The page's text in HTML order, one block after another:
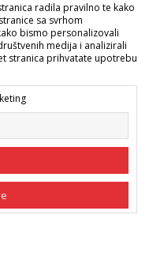
proizvoda, prikazu slika i
sve informacije kompletne
su dio naše ponude i ne
radila pravilno te kako
sa svrhom
bismo personalizovali
medija i analizirali
stranica prihvatate upotrebu